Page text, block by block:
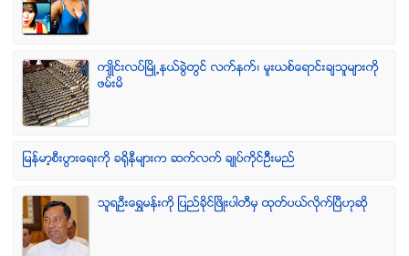
က်ဳိင္းလပ္ၿမိဳ႕နယ္ခြဲတြင္ လက္နက္၊ မူးယစ္ေရာင္းခ်သူမ်ားကို
ဖမ္းမိ
ျမန္မာ့စီးပြားေရးကို ခရိုနီမ်ားက ဆက္လက္ ခ်ဳပ္ကိုင္ဥိီးမည္
သူရဦးေရႊမန္းကို ျပည္ခိုင္ျဖိဳးပါတီမွ ထုတ္ပယ္လိုက္ျပီဟုဆို